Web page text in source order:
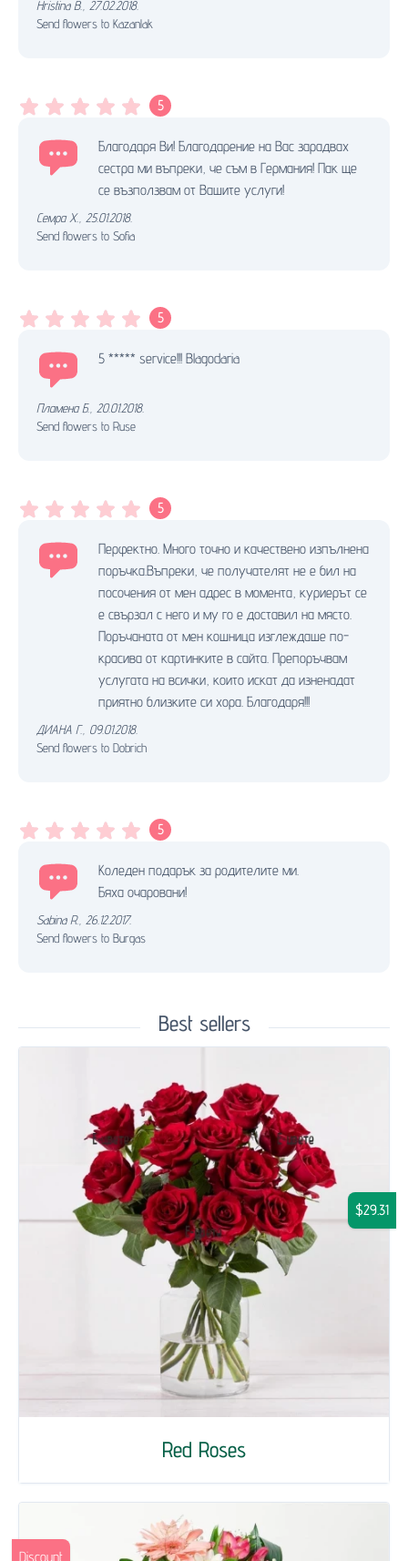
Hristina B.
27.02.2018.
Send flowers to Kazanlak
5
Благодаря Ви! Благодарение на Вас зарадвах
сестра ми въпреки, че съм в Германия! Пак ще
се възползвам от Вашите услуги!
Семра Х. 25.01.2018.
Send flowers to Sofia
5
5 ***** service!!! Blagodaria
Пламена Б. 20.01.2018.
Send flowers to Ruse
5
Перфектно. Много точно и качествено изпълнена
поръчка.Въпреки, че получателят не е бил на
посочения от мен адрес в момента, куриерът се
е свързал с него и му го е доставил на място.
Поръчаната от мен кошница изглеждаше по-
красива от картинките в сайта. Препоръчвам
услугата на всички, които искат да изненадат
приятно близките си хора. Благодаря!!!
ДИАНА Г., 09.01.2018.
Send flowers to Dobrich
5
Коледен подарък за родителите ми.
Бяха очаровани!
Sabina R. 26.12.2017.
Send flowers to Burgas
Best sellers
Red Roses
$29.31
Discount